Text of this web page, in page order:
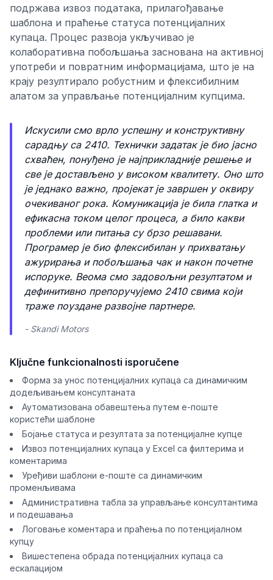
подржава извоз података, прилагођавање
шаблона и праћење статуса потенцијалних
купаца. Процес развоја укључивао је
колаборативна побољшања заснована на активној
употреби и повратним информацијама, што је на
крају резултирало робустним и флексибилним
алатом за управљање потенцијалним купцима.
Искусили смо врло успешну и конструктивну
сарадњу са 2410. Технички задатак је био јасно
схваћен, понуђено је најприкладније решење и
све је достављено у високом квалитету. Оно што
је једнако важно, пројекат је завршен у оквиру
очекиваног рока. Комуникација је била глатка и
ефикасна током целог процеса, а било какви
проблеми или питања су брзо решавани.
Програмер је био флексибилан у прихватању
ажурирања и побољшања чак и након почетне
испоруке. Веома смо задовољни резултатом и
дефинитивно препоручујемо 2410 свима који
траже поуздане развојне партнере.
- Skandi Motors
Ključne funkcionalnosti isporučene
Форма за унос потенцијалних купаца са динамичким
додељивањем консултаната
Аутоматизована обавештења путем е-поште
користећи шаблоне
Бојање статуса и резултата за потенцијалне купце
Извоз потенцијалних купаца у Excel са филтерима и
коментарима
Уређиви шаблони е-поште са динамичким
променљивама
Административна табла за управљање консултантима
и подешавања
Логовање коментара и праћења по потенцијалном
купцу
Вишестепена обрада потенцијалних купаца са
ескалацијом